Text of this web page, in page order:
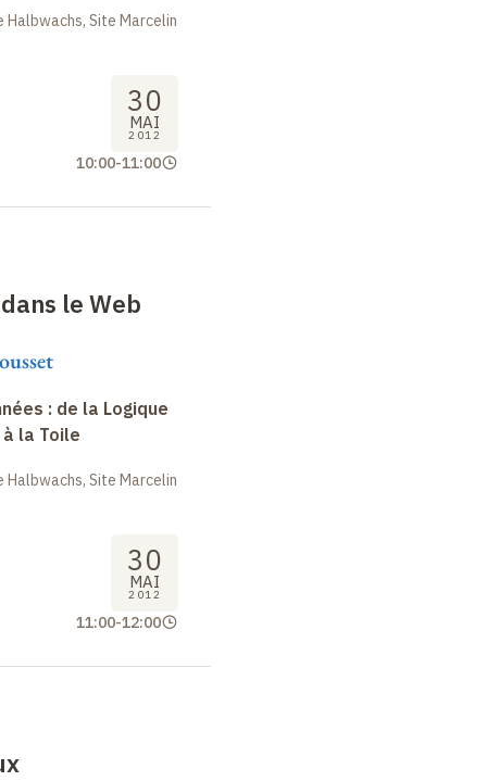
Site Marcelin
30
MAI
2012
10:00-11:00
le Web
: de la Logique
la Toile
Site Marcelin
30
MAI
2012
11:00-12:00